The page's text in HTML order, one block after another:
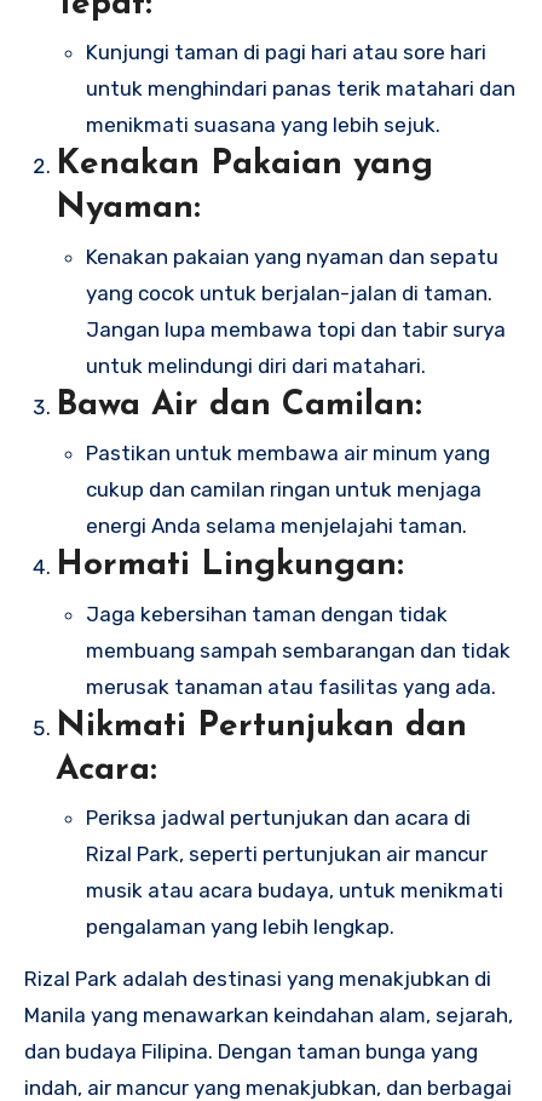
Kunjungi taman di pagi hari atau sore hari
untuk menghindari panas terik matahari dan
menikmati suasana yang lebih sejuk.
Kenakan Pakaian yang
Nyaman:
Kenakan pakaian yang nyaman dan sepatu
yang cocok untuk berjalan-jalan di taman.
Jangan lupa membawa topi dan tabir surya
untuk melindungi diri dari matahari.
Bawa Air dan Camilan:
Pastikan untuk membawa air minum yang
cukup dan camilan ringan untuk menjaga
energi Anda selama menjelajahi taman.
Hormati Lingkungan:
Jaga kebersihan taman dengan tidak
membuang sampah sembarangan dan tidak
merusak tanaman atau fasilitas yang ada.
Nikmati Pertunjukan dan
Acara:
Periksa jadwal pertunjukan dan acara di
Rizal Park, seperti pertunjukan air mancur
musik atau acara budaya, untuk menikmati
pengalaman yang lebih lengkap.
Rizal Park adalah destinasi yang menakjubkan di
Manila yang menawarkan keindahan alam, sejarah,
dan budaya Filipina. Dengan taman bunga yang
indah, air mancur yang menakjubkan, dan berbagai